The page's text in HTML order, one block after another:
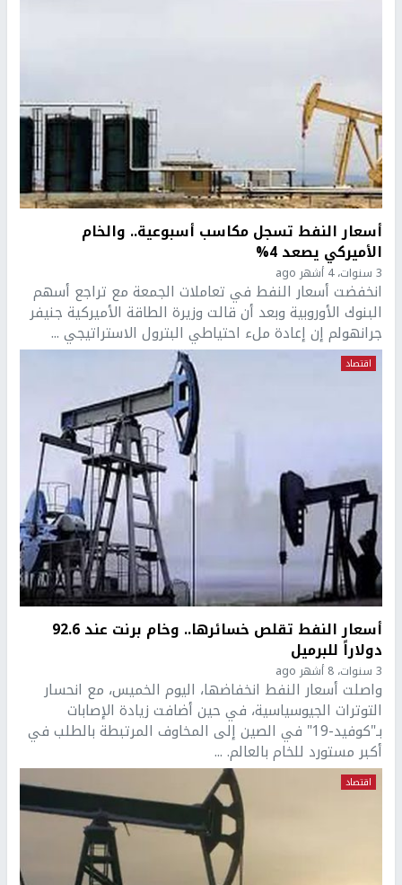
أسعار النفط تسجل مكاسب أسبوعية.. والخام
الأميركي يصعد 4%
3 سنوات، 4 أشهر ago
انخفضت أسعار النفط في تعاملات الجمعة مع تراجع أسهم
البنوك الأوروبية وبعد أن قالت وزيرة الطاقة الأميركية جنيفر
جرانهولم إن إعادة ملء احتياطي البترول الاستراتيجي ...
اقتصاد
أسعار النفط تقلص خسائرها.. وخام برنت عند 92.6
دولاراً للبرميل
3 سنوات، 8 أشهر ago
واصلت أسعار النفط انخفاضها، اليوم الخميس، مع انحسار
التوترات الجيوسياسية، في حين أضافت زيادة الإصابات
بـ"كوفيد-19" في الصين إلى المخاوف المرتبطة بالطلب في
أكبر مستورد للخام بالعالم. ...
اقتصاد